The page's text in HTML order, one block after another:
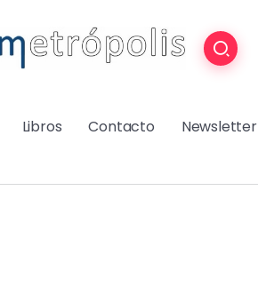
Libros Contacto Newsletter